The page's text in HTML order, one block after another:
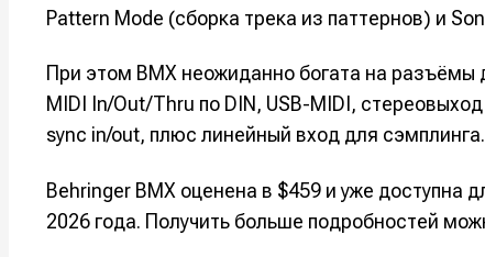
Нажимая на
обработки
Нажимая на
обработки
Нажимая на
обработки
Нажимая на
обработки
Pattern Mode (сборка трека из паттернов) и
При этом BMX неожиданно богата на разъёмы
MIDI In/Out/Thru по DIN, USB-MIDI,
sync in/out, плюс линейный вход для
Behringer BMX оценена в $459 и уже доступна
2026 года. Получить больше подробностей